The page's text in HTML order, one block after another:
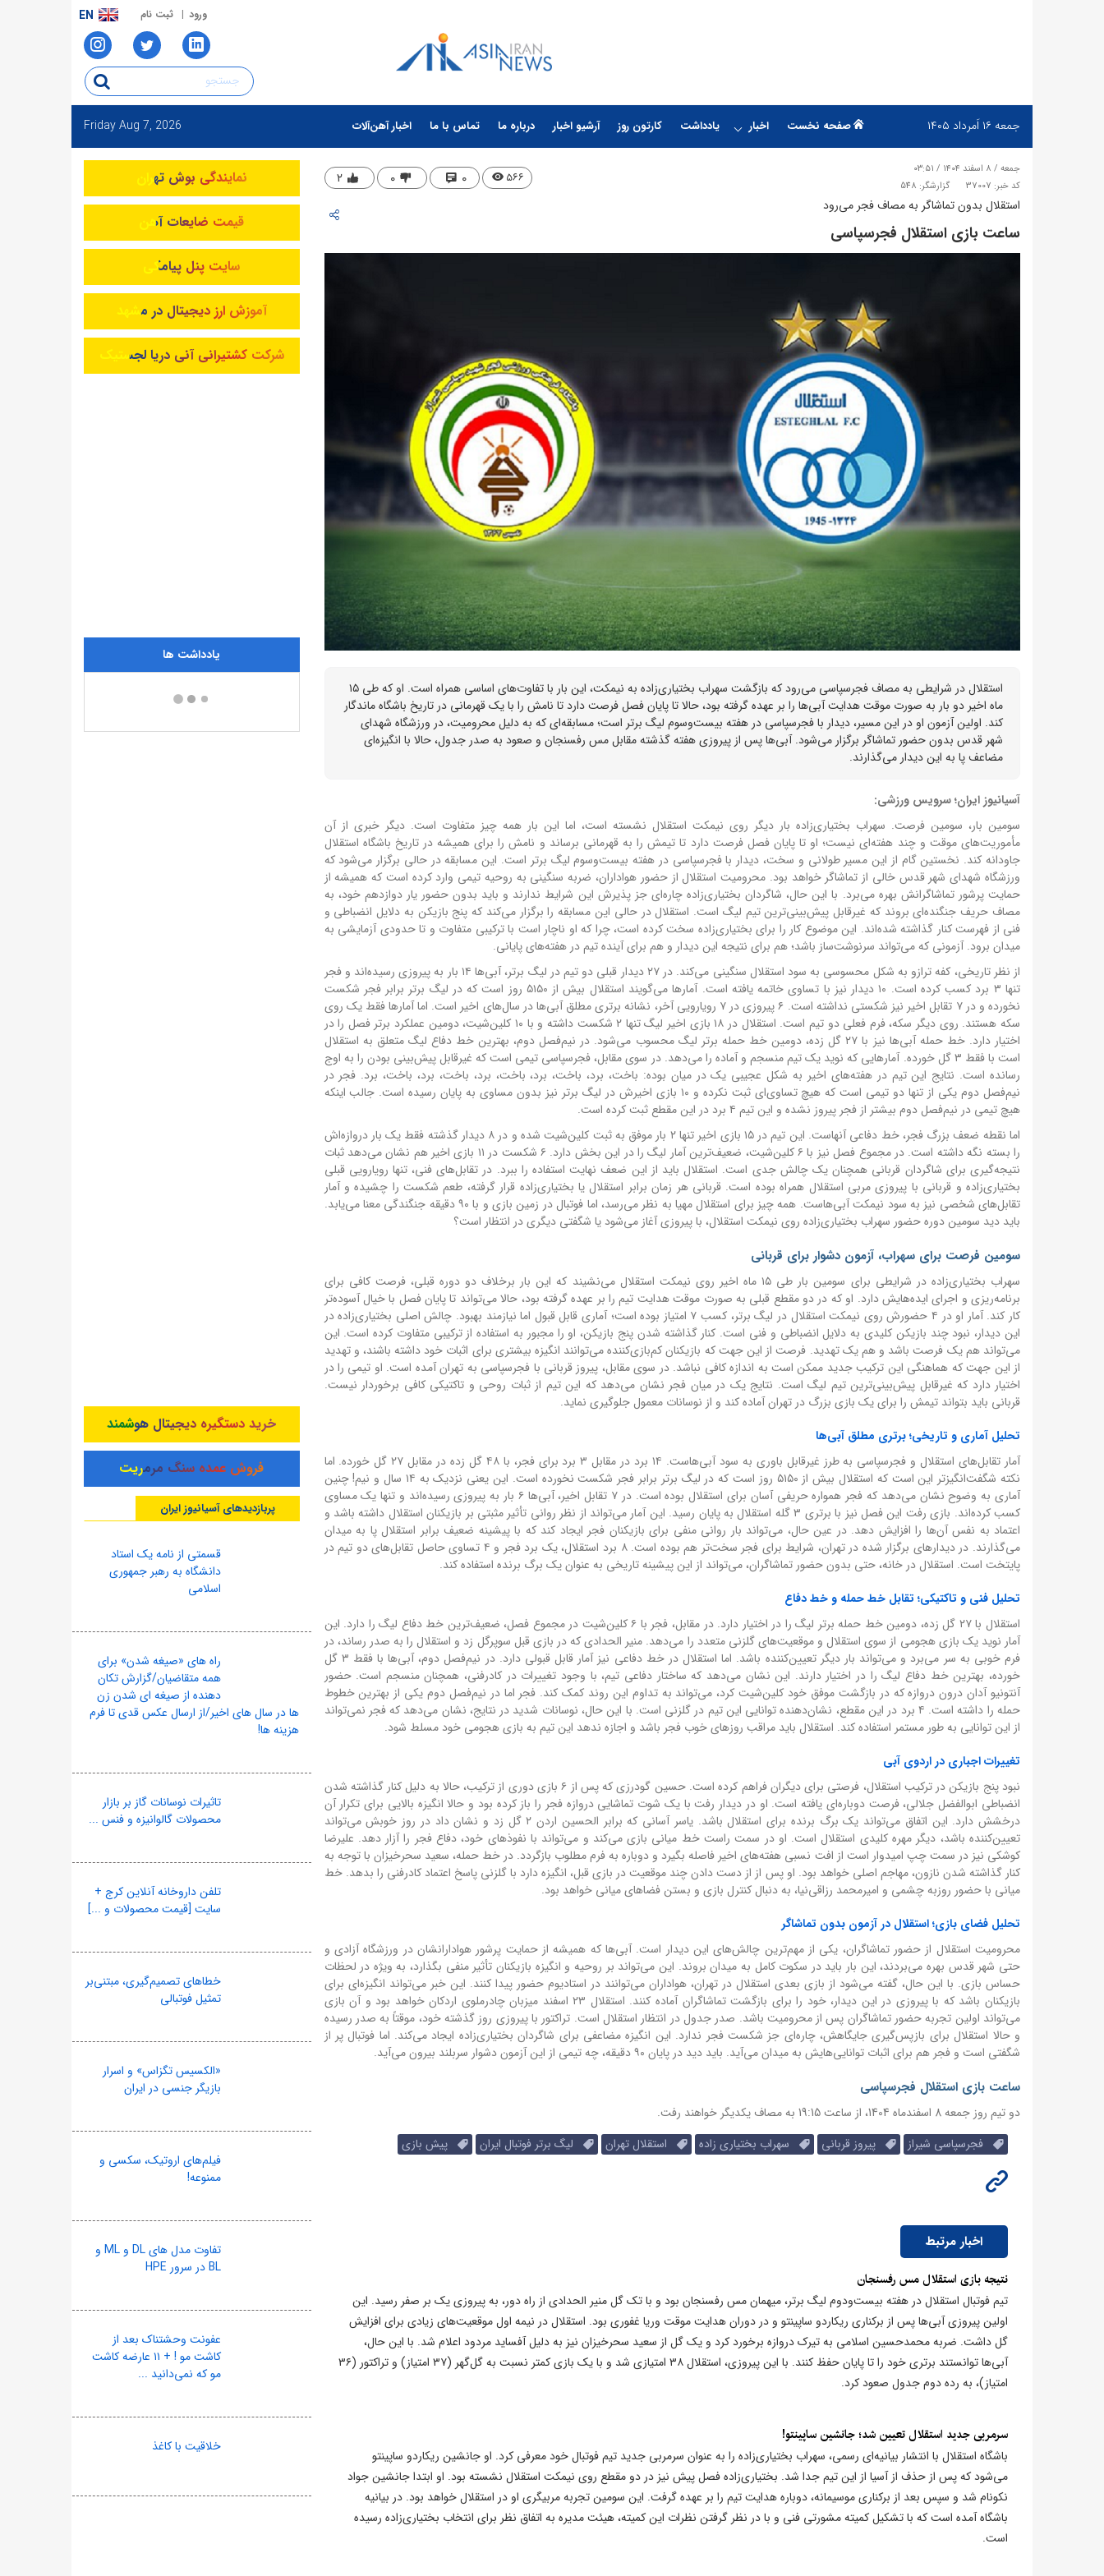
ورود ثبت نام EN
جمعه ۱۶ اَمرداد ۱۴۰۵ صفحه نخست اخبار یادداشت کارتون روز آرشیو اخبار درباره ما تماس با ما اخبار آهن‌آلات FridayAug 7, 2026
جمعه / ۸ اسفند ۱۴۰۴ / ۰۳:۵۱
کد خبر: 37007
گزارشگر: 548 ۵۶۶ ۰ ۰ ۲
استقلال بدون تماشاگر به مصاف فجر می‌رود
ساعت بازی استقلال فجرسپاسی
استقلال در شرایطی به مصاف فجرسپاسی می‌رود که بازگشت سهراب بختیاری‌زاده به نیمکت، این بار با تفاوت‌های اساسی همراه است. او که طی ۱۵
ماه اخیر دو بار به صورت موقت هدایت آبی‌ها را بر عهده گرفته بود، حالا تا پایان فصل فرصت دارد تا نامش را با یک قهرمانی در تاریخ باشگاه ماندگار
کند. اولین آزمون او در این مسیر، دیدار با فجرسپاسی در هفته بیست‌وسوم لیگ برتر است؛ مسابقه‌ای که به دلیل محرومیت، در ورزشگاه شهدای
شهر قدس بدون حضور تماشاگر برگزار می‌شود. آبی‌ها پس از پیروزی هفته گذشته مقابل مس رفسنجان و صعود به صدر جدول، حالا با انگیزه‌ای
مضاعف پا به این دیدار می‌گذارند.
آسیانیوز ایران؛ سرویس ورزشی:
سومین بار، سومین فرصت. سهراب بختیاری‌زاده بار دیگر روی نیمکت استقلال نشسته است، اما این بار همه چیز متفاوت است. دیگر خبری از آن
مأموریت‌های موقت و چند هفته‌ای نیست؛ او تا پایان فصل فرصت دارد تا تیمش را به قهرمانی برساند و نامش را برای همیشه در تاریخ باشگاه استقلال
جاودانه کند. نخستین گام از این مسیر طولانی و سخت، دیدار با فجرسپاسی در هفته بیست‌وسوم لیگ برتر است. این مسابقه در حالی برگزار می‌شود که
ورزشگاه شهدای شهر قدس خالی از تماشاگر خواهد بود. محرومیت استقلال از حضور هواداران، ضربه سنگینی به روحیه تیمی وارد کرده است که همیشه از
حمایت پرشور تماشاگرانش بهره می‌برد. با این حال، شاگردان بختیاری‌زاده چاره‌ای جز پذیرش این شرایط ندارند و باید بدون حضور یار دوازدهم خود، به
مصاف حریف جنگنده‌ای بروند که غیرقابل پیش‌بینی‌ترین تیم لیگ است. استقلال در حالی این مسابقه را برگزار می‌کند که پنج بازیکن به دلایل انضباطی و
فنی از فهرست کنار گذاشته شده‌اند. این موضوع کار را برای بختیاری‌زاده سخت کرده است، چرا که او ناچار است با ترکیبی متفاوت و تا حدودی آزمایشی به
میدان برود. آزمونی که می‌تواند سرنوشت‌ساز باشد؛ هم برای نتیجه این دیدار و هم برای آینده تیم در هفته‌های پایانی.
از نظر تاریخی، کفه ترازو به شکل محسوسی به سود استقلال سنگینی می‌کند. در ۲۷ دیدار قبلی دو تیم در لیگ برتر، آبی‌ها ۱۴ بار به پیروزی رسیده‌اند و فجر
تنها ۳ برد کسب کرده است. ۱۰ دیدار نیز با تساوی خاتمه یافته است. آمارها می‌گویند استقلال بیش از ۵۱۵۰ روز است که در لیگ برتر برابر فجر شکست
نخورده و در ۷ تقابل اخیر نیز شکستی نداشته است. ۶ پیروزی در ۷ رویارویی آخر، نشانه برتری مطلق آبی‌ها در سال‌های اخیر است. اما آمارها فقط یک روی
سکه هستند. روی دیگر سکه، فرم فعلی دو تیم است. استقلال در ۱۸ بازی اخیر لیگ تنها ۲ شکست داشته و با ۱۰ کلین‌شیت، دومین عملکرد برتر فصل را در
اختیار دارد. خط حمله آبی‌ها نیز با ۲۷ گل زده، دومین خط حمله برتر لیگ محسوب می‌شود. در نیم‌فصل دوم، بهترین خط دفاع لیگ متعلق به استقلال
است با فقط ۳ گل خورده. آمارهایی که نوید یک تیم منسجم و آماده را می‌دهد. در سوی مقابل، فجرسپاسی تیمی است که غیرقابل پیش‌بینی بودن را به اوج
رسانده است. نتایج این تیم در هفته‌های اخیر به شکل عجیبی یک در میان بوده: باخت، برد، باخت، برد، باخت، برد، باخت، برد، باخت، برد. فجر در
نیم‌فصل دوم یکی از تنها دو تیمی است که هیچ تساوی‌ای ثبت نکرده و ۱۰ بازی اخیرش در لیگ برتر نیز بدون مساوی به پایان رسیده است. جالب اینکه
هیچ تیمی در نیم‌فصل دوم بیشتر از فجر پیروز نشده و این تیم ۴ برد در این مقطع ثبت کرده است.
اما نقطه ضعف بزرگ فجر، خط دفاعی آنهاست. این تیم در ۱۵ بازی اخیر تنها ۲ بار موفق به ثبت کلین‌شیت شده و در ۸ دیدار گذشته فقط یک بار دروازه‌اش
را بسته نگه داشته است. در مجموع فصل نیز با ۶ کلین‌شیت، ضعیف‌ترین آمار لیگ را در این بخش دارد. ۶ شکست در ۱۱ بازی اخیر هم نشان می‌دهد ثبات
نتیجه‌گیری برای شاگردان قربانی همچنان یک چالش جدی است. استقلال باید از این ضعف نهایت استفاده را ببرد. در تقابل‌های فنی، تنها رویارویی قبلی
بختیاری‌زاده و قربانی با پیروزی مربی استقلال همراه بوده است. قربانی هر زمان برابر استقلال یا بختیاری‌زاده قرار گرفته، طعم شکست را چشیده و آمار
تقابل‌های شخصی نیز به سود نیمکت آبی‌هاست. همه چیز برای استقلال مهیا به نظر می‌رسد، اما فوتبال در زمین بازی و با ۹۰ دقیقه جنگندگی معنا می‌یابد.
باید دید سومین دوره حضور سهراب بختیاری‌زاده روی نیمکت استقلال، با پیروزی آغاز می‌شود یا شگفتی دیگری در انتظار است؟
سومین فرصت برای سهراب، آزمون دشوار برای قربانی
سهراب بختیاری‌زاده در شرایطی برای سومین بار طی ۱۵ ماه اخیر روی نیمکت استقلال می‌نشیند که این بار برخلاف دو دوره قبلی، فرصت کافی برای
برنامه‌ریزی و اجرای ایده‌هایش دارد. او که در دو مقطع قبلی به صورت موقت هدایت تیم را بر عهده گرفته بود، حالا می‌تواند تا پایان فصل با خیال آسوده‌تر
کار کند. آمار او در ۴ حضورش روی نیمکت استقلال در لیگ برتر، کسب ۷ امتیاز بوده است؛ آماری قابل قبول اما نیازمند بهبود. چالش اصلی بختیاری‌زاده در
این دیدار، نبود چند بازیکن کلیدی به دلایل انضباطی و فنی است. کنار گذاشته شدن پنج بازیکن، او را مجبور به استفاده از ترکیبی متفاوت کرده است. این
می‌تواند هم یک فرصت باشد و هم یک تهدید. فرصت از این جهت که بازیکنان کم‌بازی‌کننده می‌توانند انگیزه بیشتری برای اثبات خود داشته باشند، و تهدید
از این جهت که هماهنگی این ترکیب جدید ممکن است به اندازه کافی نباشد. در سوی مقابل، پیروز قربانی با فجرسپاسی به تهران آمده است. او تیمی را در
اختیار دارد که غیرقابل پیش‌بینی‌ترین تیم لیگ است. نتایج یک در میان فجر نشان می‌دهد که این تیم از ثبات روحی و تاکتیکی کافی برخوردار نیست.
قربانی باید بتواند تیمش را برای یک بازی بزرگ در تهران آماده کند و از نوسانات معمول جلوگیری نماید.
تحلیل آماری و تاریخی؛ برتری مطلق آبی‌ها
آمار تقابل‌های استقلال و فجرسپاسی به طرز غیرقابل باوری به سود آبی‌هاست. ۱۴ برد در مقابل ۳ برد برای فجر، با ۴۸ گل زده در مقابل ۲۷ گل خورده. اما
نکته شگفت‌انگیزتر این است که استقلال بیش از ۵۱۵۰ روز است که در لیگ برتر برابر فجر شکست نخورده است. این یعنی نزدیک به ۱۴ سال و نیم! چنین
آماری به وضوح نشان می‌دهد که فجر همواره حریفی آسان برای استقلال بوده است. در ۷ تقابل اخیر، آبی‌ها ۶ بار به پیروزی رسیده‌اند و تنها یک مساوی
کسب کرده‌اند. بازی رفت این فصل نیز با برتری ۳ گله استقلال به پایان رسید. این آمار می‌تواند از نظر روانی تأثیر مثبتی بر بازیکنان استقلال داشته باشد و
اعتماد به نفس آن‌ها را افزایش دهد. در عین حال، می‌تواند بار روانی منفی برای بازیکنان فجر ایجاد کند که با پیشینه ضعیف برابر استقلال پا به میدان
می‌گذارند. در دیدارهای برگزار شده در تهران، شرایط برای فجر سخت‌تر هم بوده است. ۸ برد استقلال، یک برد فجر و ۴ تساوی حاصل تقابل‌های دو تیم در
پایتخت است. استقلال در خانه، حتی بدون حضور تماشاگران، می‌تواند از این پیشینه تاریخی به عنوان یک برگ برنده استفاده کند.
تحلیل فنی و تاکتیکی؛ تقابل خط حمله و خط دفاع
استقلال با ۲۷ گل زده، دومین خط حمله برتر لیگ را در اختیار دارد. در مقابل، فجر با ۶ کلین‌شیت در مجموع فصل، ضعیف‌ترین خط دفاع لیگ را دارد. این
آمار نوید یک بازی هجومی از سوی استقلال و موقعیت‌های گلزنی متعدد را می‌دهد. منیر الحدادی که در بازی قبل سوپرگل زد و استقلال را به صدر رساند، در
فرم خوبی به سر می‌برد و می‌تواند بار دیگر تعیین‌کننده باشد. اما استقلال در خط دفاعی نیز آمار قابل قبولی دارد. در نیم‌فصل دوم، آبی‌ها با فقط ۳ گل
خورده، بهترین خط دفاع لیگ را در اختیار دارند. این نشان می‌دهد که ساختار دفاعی تیم، با وجود تغییرات در کادرفنی، همچنان منسجم است. حضور
آنتونیو آدان درون دروازه که در بازگشت موفق خود کلین‌شیت کرد، می‌تواند به تداوم این روند کمک کند. فجر اما در نیم‌فصل دوم یکی از بهترین خطوط
حمله را داشته است. ۴ برد در این مقطع، نشان‌دهنده توانایی این تیم در گلزنی است. با این حال، نوسانات شدید در نتایج، نشان می‌دهد که فجر نمی‌تواند
از این توانایی به طور مستمر استفاده کند. استقلال باید مراقب روزهای خوب فجر باشد و اجازه ندهد این تیم به بازی هجومی خود مسلط شود.
تغییرات اجباری در اردوی آبی
نبود پنج بازیکن در ترکیب استقلال، فرصتی برای دیگران فراهم کرده است. حسین گودرزی که پس از ۶ بازی دوری از ترکیب، حالا به دلیل کنار گذاشته شدن
انضباطی ابوالفضل جلالی، فرصت دوباره‌ای یافته است. او در دیدار رفت با یک شوت تماشایی دروازه فجر را باز کرده بود و حالا انگیزه بالایی برای تکرار آن
درخشش دارد. این اتفاق می‌تواند یک برگ برنده برای استقلال باشد. یاسر آسانی که برابر الحسین اردن ۲ گل زد و نشان داد در روز خوبش می‌تواند
تعیین‌کننده باشد، دیگر مهره کلیدی استقلال است. او در سمت راست خط میانی بازی می‌کند و می‌تواند با نفوذهای خود، دفاع فجر را آزار دهد. علیرضا
کوشکی نیز در سمت چپ امیدوار است از افت نسبی هفته‌های اخیر فاصله بگیرد و دوباره به فرم مطلوب بازگردد. در خط حمله، سعید سحرخیزان با توجه به
کنار گذاشته شدن نازون، مهاجم اصلی خواهد بود. او پس از از دست دادن چند موقعیت در بازی قبل، انگیزه دارد با گلزنی پاسخ اعتماد کادرفنی را بدهد. خط
میانی با حضور روزبه چشمی و امیرمحمد رزاقی‌نیا، به دنبال کنترل بازی و بستن فضاهای میانی خواهد بود.
تحلیل فضای بازی؛ استقلال در آزمون بدون تماشاگر
محرومیت استقلال از حضور تماشاگران، یکی از مهم‌ترین چالش‌های این دیدار است. آبی‌ها که همیشه از حمایت پرشور هوادارانشان در ورزشگاه آزادی و
حتی شهر قدس بهره می‌بردند، این بار باید در سکوت کامل به میدان بروند. این می‌تواند بر روحیه و انگیزه بازیکنان تأثیر منفی بگذارد، به ویژه در لحظات
حساس بازی. با این حال، گفته می‌شود از بازی بعدی استقلال در تهران، هواداران می‌توانند در استادیوم حضور پیدا کنند. این خبر می‌تواند انگیزه‌ای برای
بازیکنان باشد که با پیروزی در این دیدار، خود را برای بازگشت تماشاگران آماده کنند. استقلال ۲۳ اسفند میزبان چادرملوی اردکان خواهد بود و آن بازی
می‌تواند اولین تجربه حضور تماشاگران پس از محرومیت باشد. صدر جدول در انتظار استقلال است. تراکتور با پیروزی روز گذشته خود، موقتاً به صدر رسیده
و حالا استقلال برای بازپس‌گیری جایگاهش، چاره‌ای جز شکست فجر ندارد. این انگیزه مضاعفی برای شاگردان بختیاری‌زاده ایجاد می‌کند. اما فوتبال پر از
شگفتی است و فجر هم برای اثبات توانایی‌هایش به میدان می‌آید. باید دید در پایان ۹۰ دقیقه، چه تیمی از این آزمون دشوار سربلند بیرون می‌آید.
ساعت بازی استقلال فجرسپاسی
دو تیم روز جمعه 8 اسفندماه 1404، از ساعت 19:15 به مصاف یکدیگر خواهند رفت.
فجرسپاسی شیراز
پیروز قربانی سهراب بختیاری زاده استقلال تهران لیگ برتر فوتبال ایران پیش بازی
اخبار مرتبط
نتیجه بازی استقلال مس رفسنجان
تیم فوتبال استقلال در هفته بیست‌ودوم لیگ برتر، میهمان مس رفسنجان بود و با تک گل منیر الحدادی از راه دور، به پیروزی یک بر صفر رسید. این
اولین پیروزی آبی‌ها پس از برکناری ریکاردو ساپینتو و در دوران هدایت موقت وریا غفوری بود. استقلال در نیمه اول موقعیت‌های زیادی برای افزایش
گل داشت. ضربه محمدحسین اسلامی به تیرک دروازه برخورد کرد و یک گل از سعید سحرخیزان نیز به دلیل آفساید مردود اعلام شد. با این حال،
آبی‌ها توانستند برتری خود را تا پایان حفظ کنند. با این پیروزی، استقلال ۳۸ امتیازی شد و با یک بازی کمتر نسبت به گل‌گهر (۳۷ امتیاز) و تراکتور (۳۶
امتیاز)، به رده دوم جدول صعود کرد.
سرمربی جدید استقلال تعیین شد؛ جانشین ساپینتو!
باشگاه استقلال با انتشار بیانیه‌ای رسمی، سهراب بختیاری‌زاده را به عنوان سرمربی جدید تیم فوتبال خود معرفی کرد. او جانشین ریکاردو ساپینتو
می‌شود که پس از حذف از آسیا از این تیم جدا شد. بختیاری‌زاده فصل پیش نیز در دو مقطع روی نیمکت استقلال نشسته بود. او ابتدا جانشین جواد
نکونام شد و سپس بعد از برکناری موسیمانه، دوباره هدایت تیم را بر عهده گرفت. این سومین تجربه مربیگری او در استقلال خواهد بود. در بیانیه
باشگاه آمده است که با تشکیل کمیته مشورتی فنی و با در نظر گرفتن نظرات این کمیته، هیئت مدیره به اتفاق نظر برای انتخاب بختیاری‌زاده رسیده
است.
نمایندگی بوش تهران
قیمت ضایعات آهن
سایت پنل پیامکی
آموزش ارز دیجیتال در مشهد
شرکت کشتیرانی آنی دریا لجستیک
یادداشت ها
خرید دستگیره دیجیتال هوشمند
فروش عمده سنگ مرمریت
پربازدیدهای آسیانیوز ایران
قسمتی از نامه یک استاد
دانشگاه به رهبر جمهوری
اسلامی
راه های «صیغه شدن» برای
همه متقاضیان/گزارش تکان
دهنده از صیغه ای شدن زن
ها در سال های اخیر/از ارسال عکس قدی تا فرم
هزینه ها!
تاثیرات نوسانات گاز بر بازار
محصولات گالوانیزه و فنس ...
تلفن داروخانه آنلاین کرج +
سایت [قیمت محصولات و ...]
خطاهای تصمیم‌گیری، مبتنی‌بر
تمثیل فوتبالی
«الکسیس تگزاس» و اسرار
بازیگر جنسی در ایران
فیلم‌های اروتیک، سکسی و
ممنوعه!
تفاوت مدل های DL و ML و
BL در سرور HPE
عفونت وحشتناک بعد از
کاشت مو ! + ۱۱ عارضه کاشت
مو که نمی‌دانید ...
خلاقیت با کاغذ